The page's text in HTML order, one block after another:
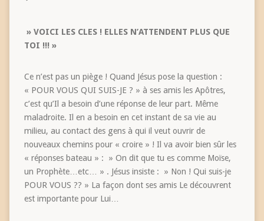
» VOICI LES CLES ! ELLES N’ATTENDENT PLUS QUE
TOI !!! »
Ce n’est pas un piège ! Quand Jésus pose la question :
« POUR VOUS QUI SUIS-JE ? » à ses amis les Apôtres,
c’est qu’Il a besoin d’une réponse de leur part. Même
maladroite. Il en a besoin en cet instant de sa vie au
milieu, au contact des gens à qui il veut ouvrir de
nouveaux chemins pour « croire » ! Il va avoir bien sûr les
« réponses bateau » : » On dit que tu es comme Moïse,
un Prophète…etc… » . Jésus insiste : » Non ! Qui suis-je
POUR VOUS ?? » La façon dont ses amis Le découvrent
est importante pour Lui…